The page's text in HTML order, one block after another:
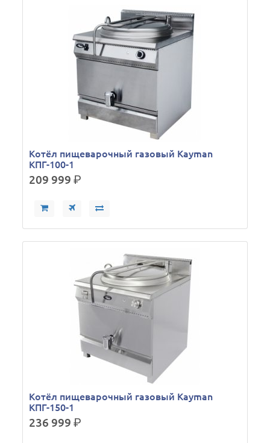
Котёл пищеварочный газовый Kayman
КПГ-100-1
209 999р.
Котёл пищеварочный газовый Kayman
КПГ-150-1
236 999р.